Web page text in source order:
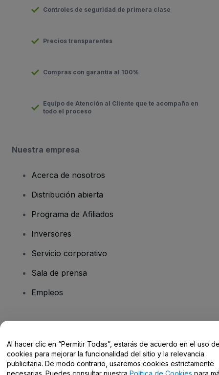
Controles de seguridad de primera clase
Precios transparentes
Compras con garantía al 100%
Equipo de Atención al Cliente que te acompaña en
todo el proceso
Nuestra empresa
Acerca de nosotros
Distribución abierta
Programa de Afiliados
Inversores
Servicio corporativo
Sala de prensa
Empleos
Centro de Ayuda / Contacto
Al hacer clic en “Permitir Todas”, estarás de acuerdo en el uso
cookies para mejorar la funcionalidad del sitio y la relevancia
publicitaria. De modo contrario, usaremos cookies estrictamente
necesarias. Puedes consultar nuestra Política de Cookies para